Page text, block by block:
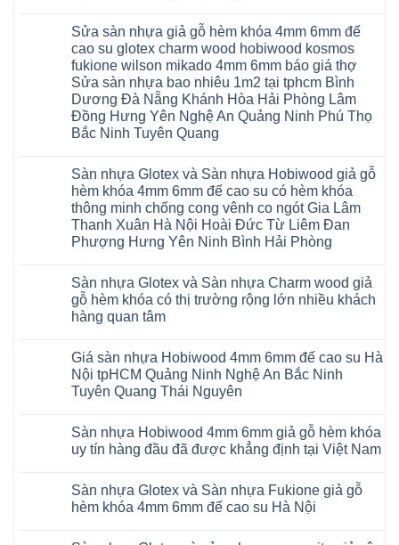
bình
luận
ở
Sàn
gỗ
AURUM
Floor
Báo
giá
Sàn
Floor
nhập
khẩu
Malaysia
14
AI
RUM
AI
35
AI
AI
37
AI
dày
12mm
to
tại
Hà
Nội
Xuân
Thanh
Trì
Cầu
Sửa sàn nhựa giả gỗ hèm khóa 4mm 6mm đế
cao su glotex charm wood hobiwood kosmos
fukione wilson mikado 4mm 6mm báo giá thợ
Sửa sàn nhựa bao nhiêu 1m2 tại tphcm Bình
Dương Đà Nẵng Khánh Hòa Hải Phòng Lâm
Đồng Hưng Yên Nghệ An Quảng Ninh Phú Thọ
Bắc Ninh Tuyên Quang
bình
luận
ở
Sửa
sàn
nhựa
giả
khóa
4mm
6mm
đế
cao
charm
wood
hobiwood
kosmos
mikado
4mm
6mm
thợ
Sửa
sàn
Sàn nhựa Glotex và Sàn nhựa Hobiwood giả gỗ
hèm khóa 4mm 6mm đế cao su có hèm khóa
thông minh chống cong vênh co ngót Gia Lâm
Thanh Xuân Hà Nội Hoài Đức Từ Liêm Đan
Phượng Hưng Yên Ninh Bình Hải Phòng
bình
luận
ở
Sàn
và
Sàn
nhựa
Hobiwood
giả
khóa
4mm
6mm
su
có
hèm
Sàn nhựa Glotex và Sàn nhựa Charm wood giả
gỗ hèm khóa có thị trường rộng lớn nhiều khách
hàng quan tâm
bình
luận
ở
Sàn
và
Sàn
nhựa
giả
gỗ
hèm
thị
Giá sàn nhựa Hobiwood 4mm 6mm đế cao su Hà
Nội tpHCM Quảng Ninh Nghệ An Bắc Ninh
Tuyên Quang Thái Nguyên
bình
luận
ở
nhựa
Hobiwood
4mm
Sàn nhựa Hobiwood 4mm 6mm giả gỗ hèm khóa
uy tín hàng đầu đã được khẳng định tại Việt Nam
bình
luận
ở
Sàn nhựa Glotex và Sàn nhựa Fukione giả gỗ
hèm khóa 4mm 6mm đế cao su Hà Nội